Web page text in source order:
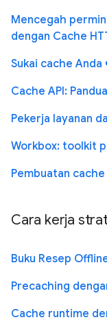
Mencegah
dengan Cache
Sukai cache
Cache API:
Pekerja layanan
Workbox: toolkit
Pembuatan
Cara kerja
Buku Resep
Precaching
Cache runtime